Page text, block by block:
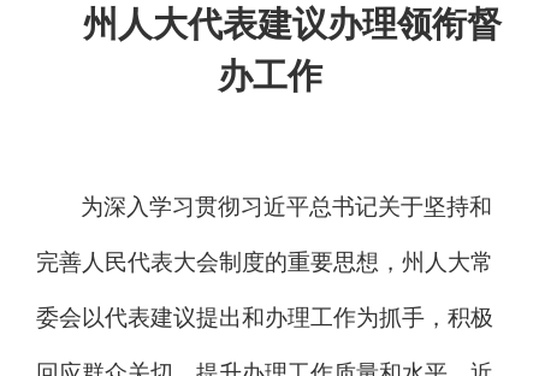
州人大代表建议办理领衔督
办工作
为深入学习贯彻习近平总书记关于坚持和
完善人民代表大会制度的重要思想，州人大常
委会以代表建议提出和办理工作为抓手，积极